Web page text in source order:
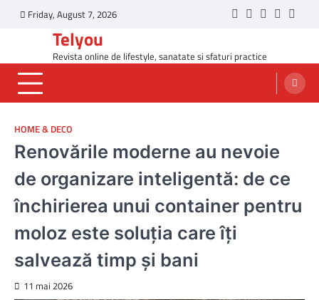
Friday, August 7, 2026 Twitter
Facebook
LinkedIn
Telyou
Revista online de lifestyle, sanatate si sfaturi practice
HOME & DECO
Renovările moderne au nevoie
de organizare inteligentă: de ce
închirierea unui container pentru
moloz este soluția care îți
salvează timp și bani
11 mai 2026